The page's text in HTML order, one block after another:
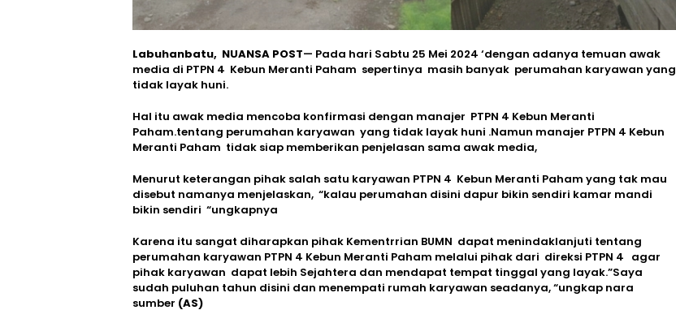
Labuhanbatu, NUANSA POST— Pada hari Sabtu 25 Mei 2024 ‘dengan adanya temuan awak
media di PTPN 4 Kebun Meranti Paham sepertinya masih banyak perumahan karyawan yang
tidak layak huni.
Hal itu awak media mencoba konfirmasi dengan manajer PTPN 4 Kebun Meranti
Paham.tentang perumahan karyawan yang tidak layak huni .Namun manajer PTPN 4 Kebun
Meranti Paham tidak siap memberikan penjelasan sama awak media,
Menurut keterangan pihak salah satu karyawan PTPN 4 Kebun Meranti Paham yang tak mau
disebut namanya menjelaskan, “kalau perumahan disini dapur bikin sendiri kamar mandi
bikin sendiri “ungkapnya
Karena itu sangat diharapkan pihak Kementrrian BUMN dapat menindaklanjuti tentang
perumahan karyawan PTPN 4 Kebun Meranti Paham melalui pihak dari direksi PTPN 4 agar
pihak karyawan dapat lebih Sejahtera dan mendapat tempat tinggal yang layak.”Saya
sudah puluhan tahun disini dan menempati rumah karyawan seadanya, “ungkap nara
sumber (AS)